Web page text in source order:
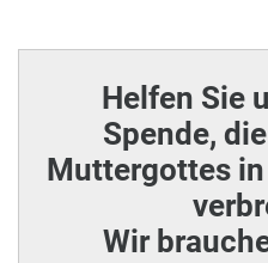
Helfen Sie
Spende,
Muttergottes
Wir